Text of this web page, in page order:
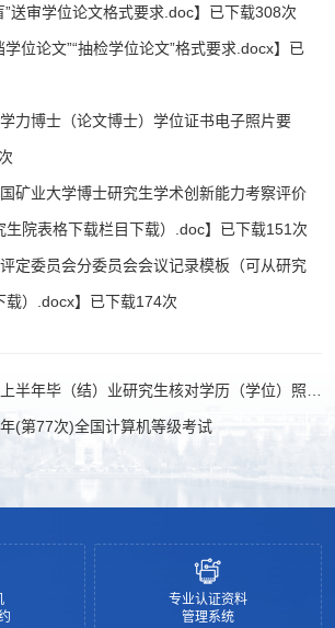
”送审学位论文格式要求.doc】已下载308次
学位论文”“抽检学位论文”格式要求.docx】已
力博士（论文博士）学位证书电子照片要
次
矿业大学博士研究生学术创新能力考察评价
生院表格下载栏目下载）.doc】已下载151 次
定委员会分委员会会议记录模板（可从研究
载）.docx】已下载174次
半年毕（结）业研究生核对学历（学位）照片
(第77次)全国计算机等级考试
专业认证资料
管理系统